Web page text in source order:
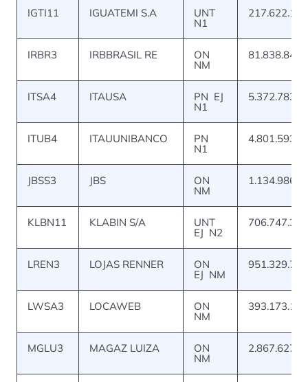
IGTI11 IGUATEMI S.A UNT
N1
217.622.138
IRBR3 IRBBRASIL RE ON
NM
81.838.843
ITSA4 ITAUSA PN EJ
N1
ITUB4 ITAUUNIBANCO PN
N1
JBSS3 JBS ON
NM
KLBN11 KLABIN S/A UNT
EJ N2
706.747.385
LREN3 LOJAS RENNER ON
EJ NM
951.329.770
LWSA3 LOCAWEB ON
NM
393.173.139
MGLU3 MAGAZ LUIZA ON
NM